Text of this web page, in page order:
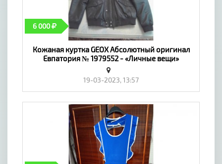
6 000
Кожаная куртка GEOX Абсолютный оригинал
Евпатория № 1979552 - «Личные вещи»
19-03-2023, 13:57